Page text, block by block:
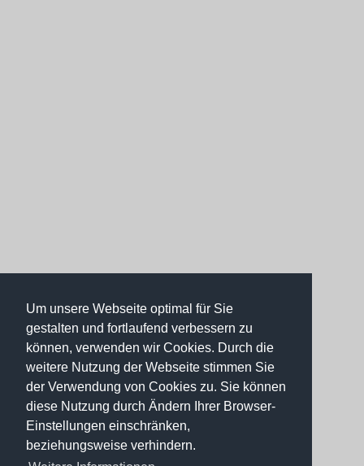
Um unsere Webseite optimal für Sie
gestalten und fortlaufend verbessern zu
können, verwenden wir Cookies. Durch die
weitere Nutzung der Webseite stimmen Sie
der Verwendung von Cookies zu. Sie können
diese Nutzung durch Ändern Ihrer Browser-
Einstellungen einschränken,
beziehungsweise verhindern.